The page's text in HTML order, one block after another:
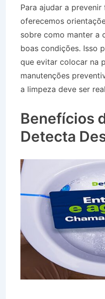
Para ajudar a
oferecemos
sobre como manter a
boas condições. Isso
que evitar colocar na
manutenções
a limpeza deve ser
Benefícios
Detecta